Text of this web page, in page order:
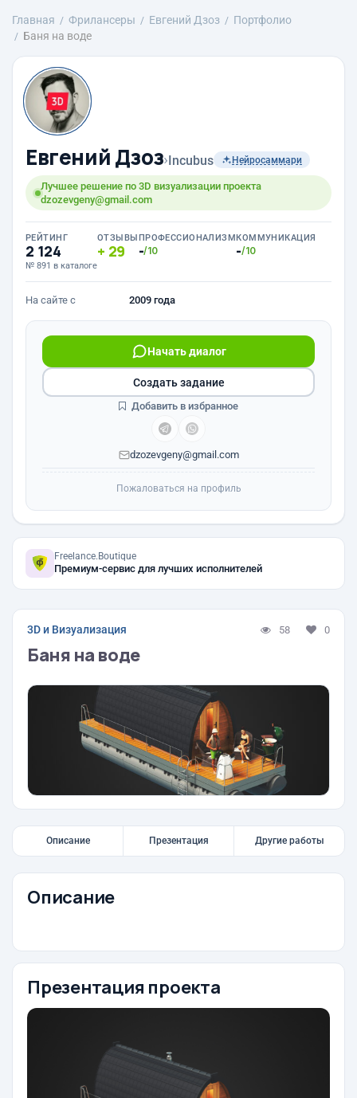
Главная Фрилансеры Евгений Дзоз
Портфолио
Баня на воде
Евгений Дзоз›Incubus Нейросаммари
Лучшее решение по 3D визуализации проекта
dzozevgeny@gmail.com
РЕЙТИНГ
2 124
№ 891 в каталоге
ОТЗЫВЫ
29
ПРОФЕССИОНАЛИЗМ
-/10
КОММУНИКАЦИЯ
-/10
На сайте с 2009 года
Начать диалог
dzozevgeny@gmail.com
Создать задание
Добавить в избранное
Пожаловаться на профиль
Freelance.Boutique
Премиум-сервис для лучших исполнителей
3D и Визуализация 58 0
Баня на воде
Описание Презентация Другие работы
Описание
Презентация проекта